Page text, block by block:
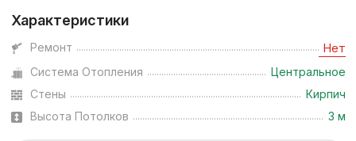
от15.5 млн
Характеристики
Ремонт Нет
Система Отопления
Центральное
Стены
Кирпич
Высота Потолков
3 м